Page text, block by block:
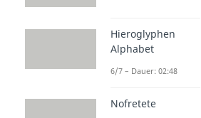
Scherbe
Übrigens:
Das leitet sich vom
Hieroglyphen
Alphabet
6/7 – Dauer: 02:48
Nofretete